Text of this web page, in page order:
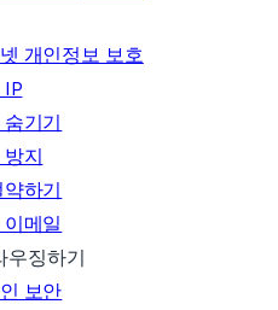
개인정보 보호
IP
기기
방지
하기
메일
우징하기
보안